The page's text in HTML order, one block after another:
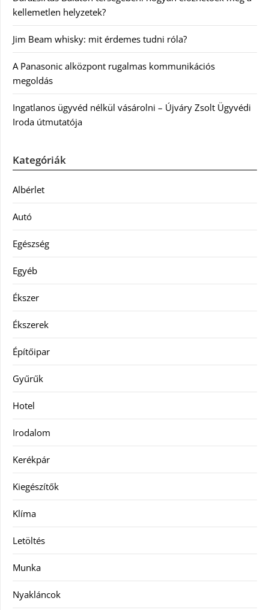
kellemetlen helyzetek?
Jim Beam whisky: mit érdemes tudni róla?
A Panasonic alközpont rugalmas kommunikációs
megoldás
Ingatlanos ügyvéd nélkül vásárolni – Újváry Zsolt Ügyvédi
Iroda útmutatója
Kategóriák
Albérlet
Autó
Egészség
Egyéb
Ékszer
Ékszerek
Építőipar
Gyűrűk
Hotel
Irodalom
Kerékpár
Kiegészítők
Klíma
Letöltés
Munka
Nyakláncok